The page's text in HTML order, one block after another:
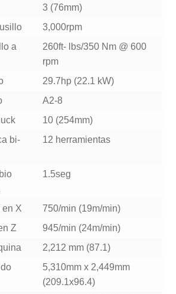
3 (76mm)
3,000rpm
a
260ft- lbs/350 Nm @ 600
rpm
29.7hp (22.1 kW)
A2-8
10 (254mm)
bi-
12 herramientas
1.5seg
en X
750/min (19m/min)
Z
945/min (24m/min)
2,212 mm (87.1)
5,310mm x 2,449mm
(209.1x96.4)